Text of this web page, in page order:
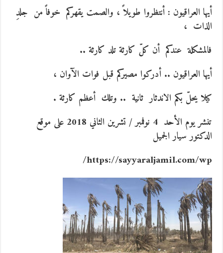
أيها العراقيون : أنتظروا طويلاً ، والصمت يقهركم خوفاً من جلدِ
الذات ،
فالمشكلة عندكم أن كلّ كارثة تلد كارثة ..
أيها العراقيون .. أدركوا مصيركم قبل فوات الآوان ،
كيلا يحلّ بكم الاندثار ثانية .. وتلك أعظم كارثة .
تنشر يوم الأحد 4 نوفمبر / تشرين الثاني 2018 على موقع
الدكتور سيار الجميل
https://sayyaraljamil.com/wp/